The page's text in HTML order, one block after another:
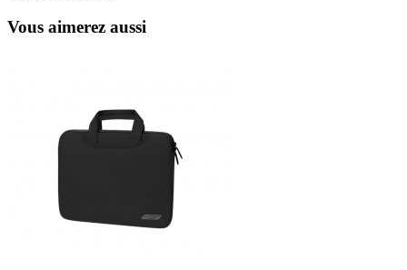
Vous aimerez aussi